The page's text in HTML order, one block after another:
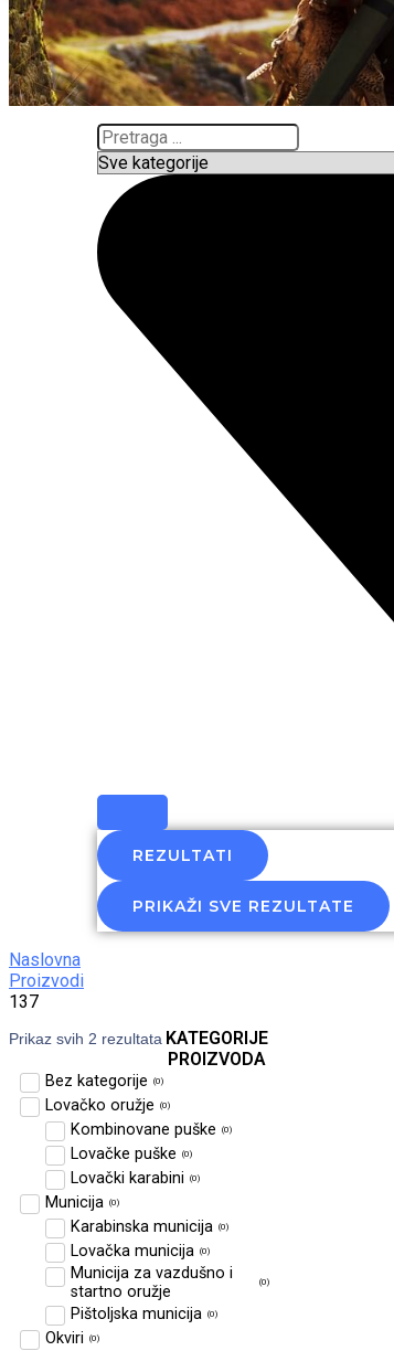
REZULTATI
PRIKAŽI SVE REZULTATE
Naslovna
Proizvodi
137
Prikaz svih 2 rezultata KATEGORIJE
PROIZVODA
Bez kategorije (0)
Lovačko oružje (0)
Kombinovane puške (0)
Lovačke puške (0)
Lovački karabini (0)
Municija (0)
Karabinska municija (0)
Lovačka municija (0)
Municija za vazdušno i
startno oružje
(0)
Pištoljska municija (0)
Okviri (0)